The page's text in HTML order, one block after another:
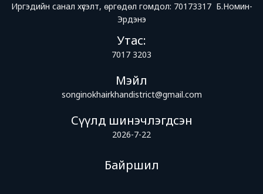
Иргэдийн санал хүсэлт, өргөдөл гомдол: 70173317 Б.Номин-
Эрдэнэ
Утас:
7017 3203
Мэйл
songinokhairkhandistrict@gmail.com
Сүүлд шинэчлэгдсэн
2026-7-22
Байршил